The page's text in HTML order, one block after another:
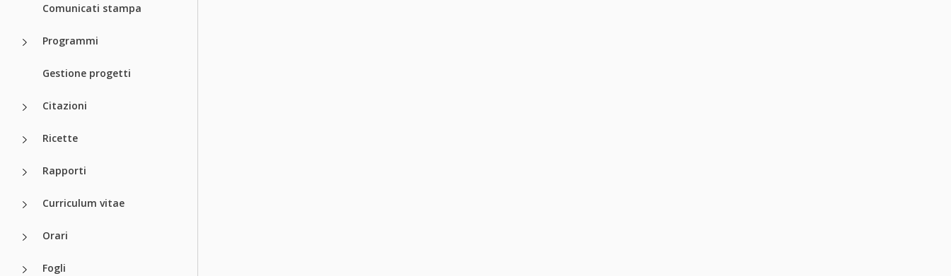
Comunicati stampa
Programmi
Gestione progetti
Citazioni
Ricette
Rapporti
Curriculum vitae
Orari
Fogli